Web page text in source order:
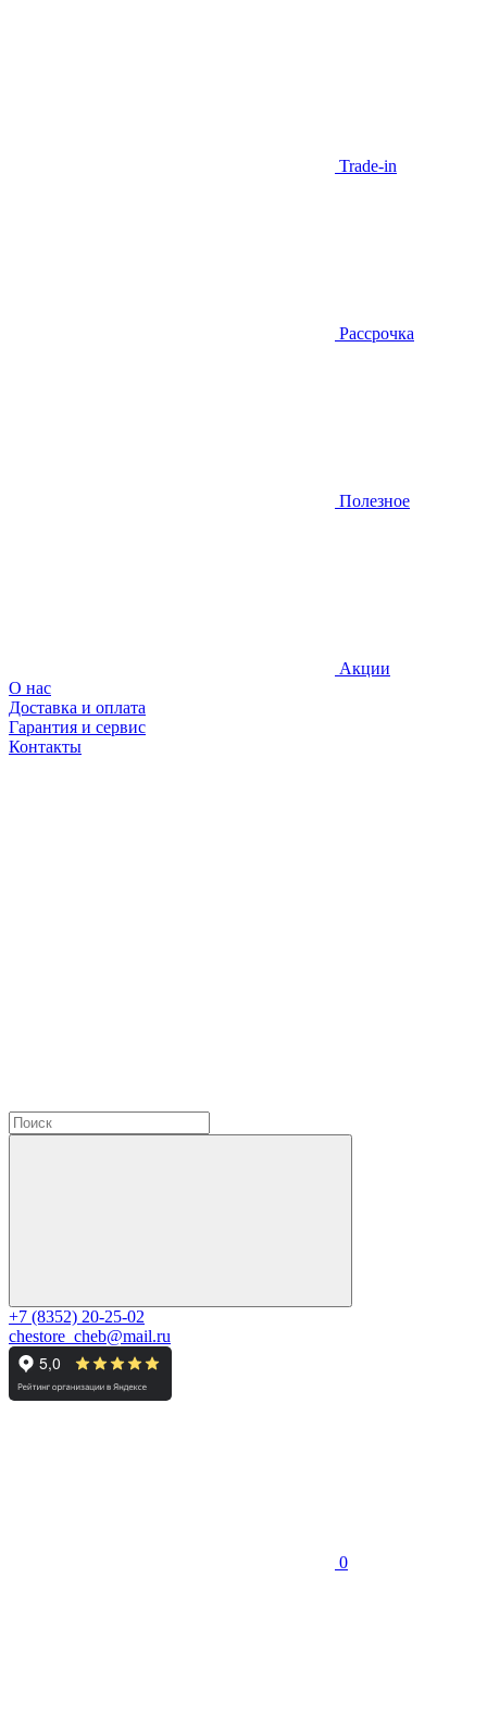
Trade-in
Рассрочка
Полезное
Акции
О нас
Доставка и оплата
Гарантия и сервис
Контакты
+7 (8352) 20-25-02
chestore_cheb@mail.ru
0